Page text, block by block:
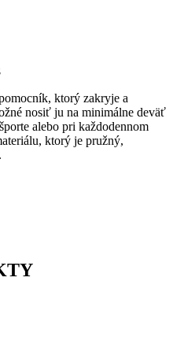
ktorý zakryje a
nosiť ju na minimálne deväť
alebo pri každodennom
ktorý je pružný,